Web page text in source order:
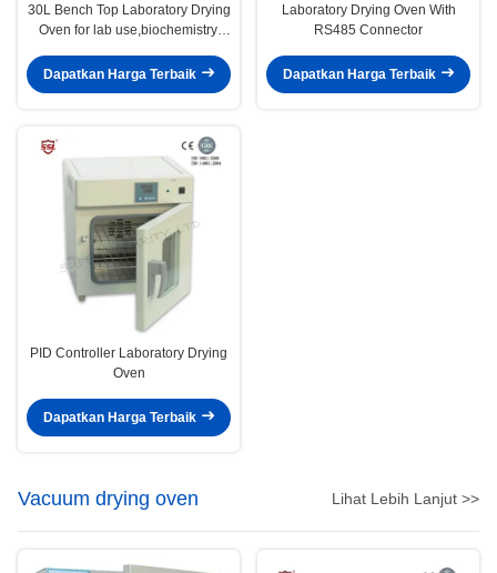
30L Bench Top Laboratory Drying
Oven for lab use,biochemistry,
Dapatkan Harga Terbaik
Laboratory Drying Oven With
RS485 Connector
Dapatkan Harga Terbaik
PID Controller Laboratory Drying
Oven
Dapatkan Harga Terbaik
Vacuum drying oven Lihat Lebih Lanjut >>